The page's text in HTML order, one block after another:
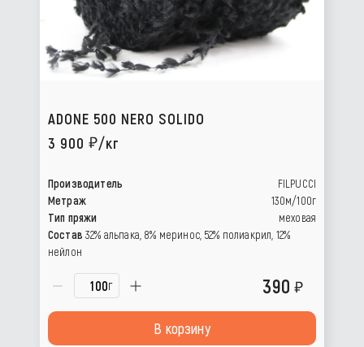
ADONE 500 NERO SOLIDO
3 900
/кг
Производитель
FILPUCCI
Метраж
130м/100г
Тип пряжи
меховая
Состав 32% альпака, 8% меринос, 52% полиакрил, 12%
нейлон
г 390
В корзину